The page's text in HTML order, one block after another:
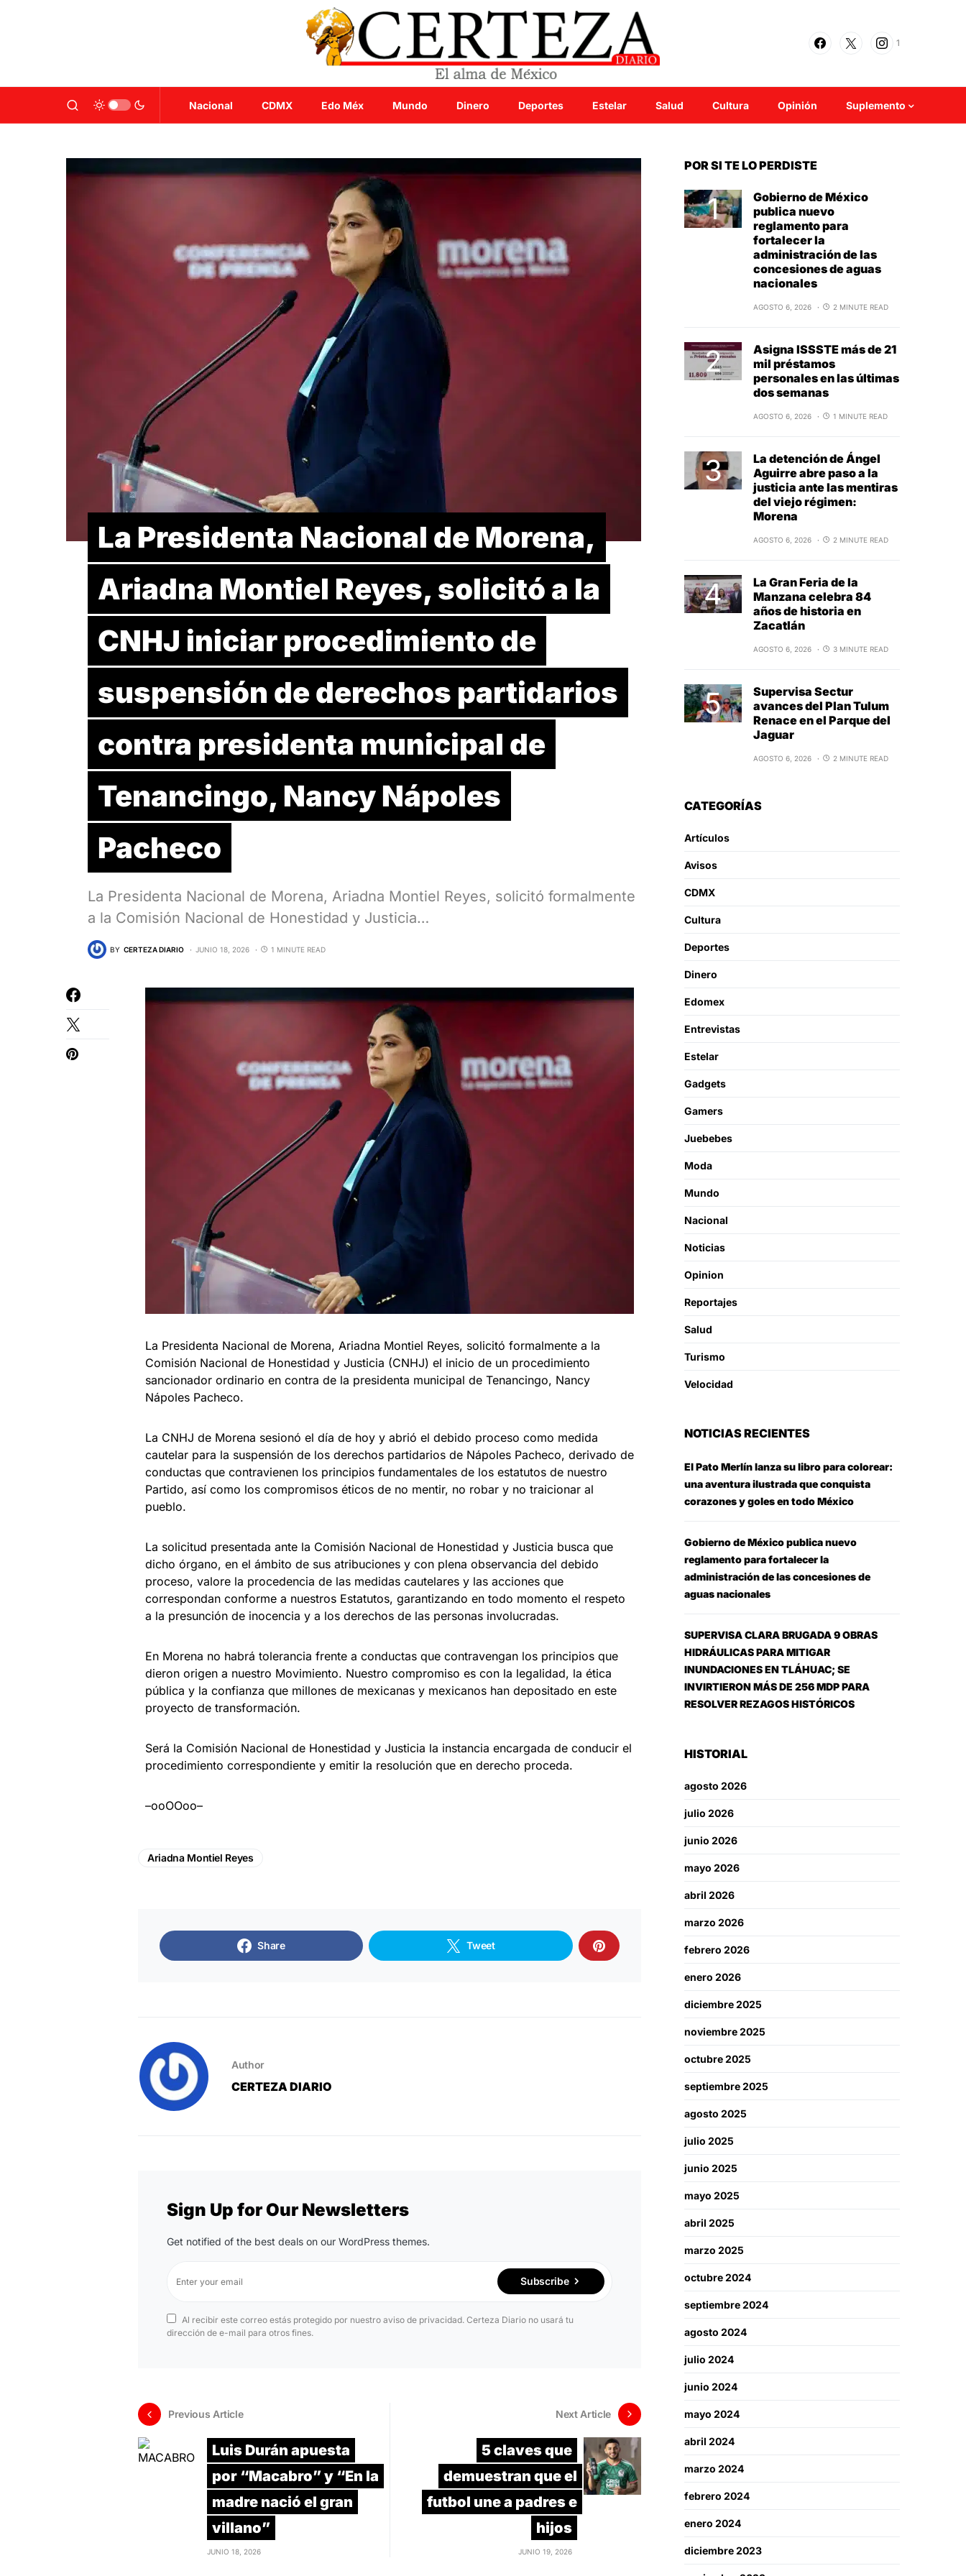
1
Nacional CDMX Edo Méx Mundo Dinero Deportes Estelar Salud Cultura Opinión Suplemento
La Presidenta Nacional de Morena,
Ariadna Montiel Reyes, solicitó a la
CNHJ iniciar procedimiento de
suspensión de derechos partidarios
contra presidenta municipal de
Tenancingo, Nancy Nápoles
Pacheco
La Presidenta Nacional de Morena, Ariadna Montiel Reyes, solicitó formalmente
a la Comisión Nacional de Honestidad y Justicia…
BY CERTEZA DIARIO JUNIO 18, 2026 1 MINUTE READ
La Presidenta Nacional de Morena, Ariadna Montiel Reyes, solicitó formalmente a la
Comisión Nacional de Honestidad y Justicia (CNHJ) el inicio de un procedimiento
sancionador ordinario en contra de la presidenta municipal de Tenancingo, Nancy
Nápoles Pacheco.
La CNHJ de Morena sesionó el día de hoy y abrió el debido proceso como medida
cautelar para la suspensión de los derechos partidarios de Nápoles Pacheco, derivado de
conductas que contravienen los principios fundamentales de los estatutos de nuestro
Partido, así como los compromisos éticos de no mentir, no robar y no traicionar al
pueblo.
La solicitud presentada ante la Comisión Nacional de Honestidad y Justicia busca que
dicho órgano, en el ámbito de sus atribuciones y con plena observancia del debido
proceso, valore la procedencia de las medidas cautelares y las acciones que
correspondan conforme a nuestros Estatutos, garantizando en todo momento el respeto
a la presunción de inocencia y a los derechos de las personas involucradas.
En Morena no habrá tolerancia frente a conductas que contravengan los principios que
dieron origen a nuestro Movimiento. Nuestro compromiso es con la legalidad, la ética
pública y la confianza que millones de mexicanas y mexicanos han depositado en este
proyecto de transformación.
Será la Comisión Nacional de Honestidad y Justicia la instancia encargada de conducir el
procedimiento correspondiente y emitir la resolución que en derecho proceda.
–ooOOoo–
Ariadna Montiel Reyes
Share Tweet
Author
CERTEZA DIARIO
Sign Up for Our Newsletters
Get notified of the best deals on our WordPress themes.
Subscribe
Al recibir este correo estás protegido por nuestro aviso de privacidad. Certeza Diario no usará tu
dirección de e-mail para otros fines.
Previous Article
Luis Durán apuesta
por “Macabro” y “En la
madre nació el gran
villano”
JUNIO 18, 2026
Next Article
5 claves que
demuestran que el
futbol une a padres e
hijos
JUNIO 19, 2026
POR SI TE LO PERDISTE
Gobierno de México
publica nuevo
reglamento para
fortalecer la
administración de las
concesiones de aguas
nacionales
AGOSTO 6, 2026 2 MINUTE READ
Asigna ISSSTE más de 21
mil préstamos
personales en las últimas
dos semanas
AGOSTO 6, 2026 1 MINUTE READ
La detención de Ángel
Aguirre abre paso a la
justicia ante las mentiras
del viejo régimen:
Morena
AGOSTO 6, 2026 2 MINUTE READ
La Gran Feria de la
Manzana celebra 84
años de historia en
Zacatlán
AGOSTO 6, 2026 3 MINUTE READ
Supervisa Sectur
avances del Plan Tulum
Renace en el Parque del
Jaguar
AGOSTO 6, 2026 2 MINUTE READ
CATEGORÍAS
Artículos
Avisos
CDMX
Cultura
Deportes
Dinero
Edomex
Entrevistas
Estelar
Gadgets
Gamers
Juebebes
Moda
Mundo
Nacional
Noticias
Opinion
Reportajes
Salud
Turismo
Velocidad
NOTICIAS RECIENTES
El Pato Merlín lanza su libro para colorear:
una aventura ilustrada que conquista
corazones y goles en todo México
Gobierno de México publica nuevo
reglamento para fortalecer la
administración de las concesiones de
aguas nacionales
SUPERVISA CLARA BRUGADA 9 OBRAS
HIDRÁULICAS PARA MITIGAR
INUNDACIONES EN TLÁHUAC; SE
INVIRTIERON MÁS DE 256 MDP PARA
RESOLVER REZAGOS HISTÓRICOS
HISTORIAL
agosto 2026
julio 2026
junio 2026
mayo 2026
abril 2026
marzo 2026
febrero 2026
enero 2026
diciembre 2025
noviembre 2025
octubre 2025
septiembre 2025
agosto 2025
julio 2025
junio 2025
mayo 2025
abril 2025
marzo 2025
octubre 2024
septiembre 2024
agosto 2024
julio 2024
junio 2024
mayo 2024
abril 2024
marzo 2024
febrero 2024
enero 2024
diciembre 2023